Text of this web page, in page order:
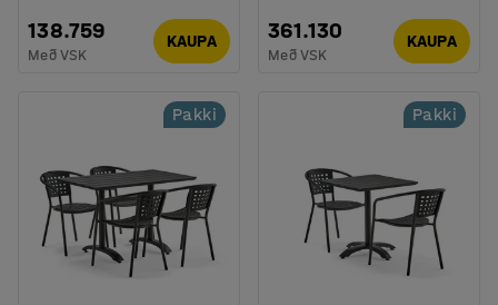
138.759
Með VSK
KAUPA 361.130
Með VSK
KAUPA
Pakki Pakki